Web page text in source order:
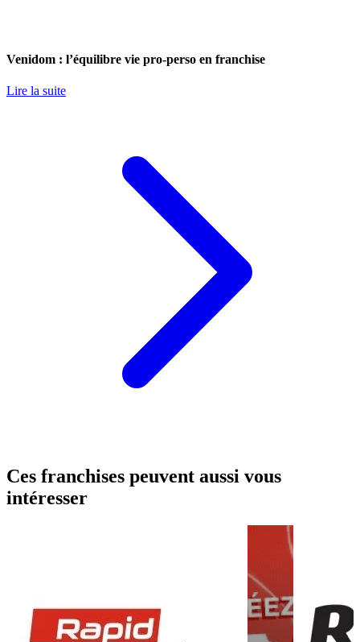
Venidom : l’équilibre vie pro-perso en franchise
Lire la suite
Ces franchises peuvent aussi vous
intéresser